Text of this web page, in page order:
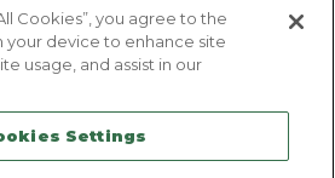
des cookies
de confidentialité
légales
Plan du site
Cookies”, you agree to the
your device to enhance site
usage, and assist in our
Settings